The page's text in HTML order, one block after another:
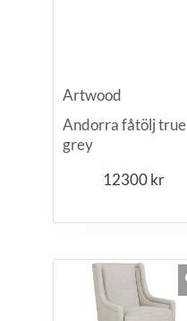
Artwood
Andorra fåtölj true
grey
12300kr